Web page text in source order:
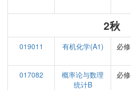
2秋
019011 有机化学(A1) 必修
017082
概率论与数理
统计B
必修